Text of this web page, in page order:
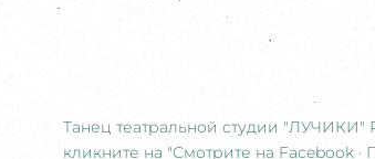
Танец театральной студии "ЛУЧИКИ"
кликните на "Смотрите на Facebook ·